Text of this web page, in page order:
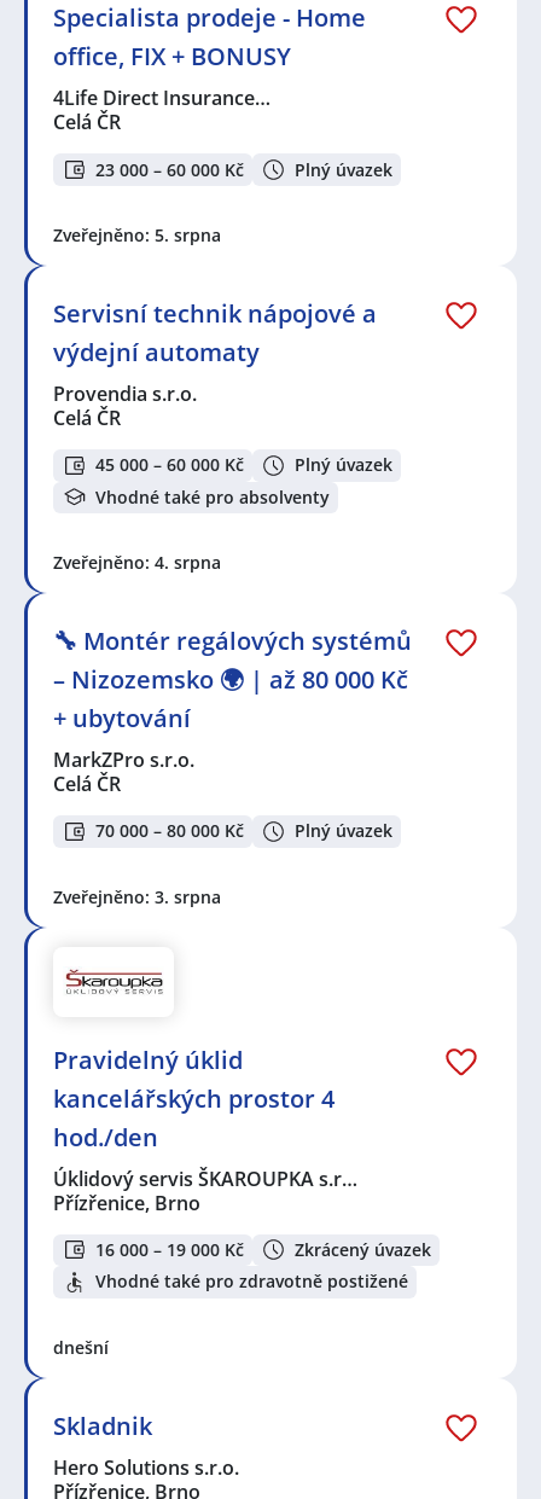
Specialista prodeje - Home
office, FIX + BONUSY
4Life Direct Insurance…
Celá ČR
23 000 – 60 000 Kč Plný úvazek
Zveřejněno: 5. srpna
Servisní technik nápojové a
výdejní automaty
Provendia s.r.o.
Celá ČR
45 000 – 60 000 Kč
Plný úvazek
Vhodné také pro absolventy
Zveřejněno: 4. srpna
🔧 Montér regálových systémů
– Nizozemsko 🌍 | až 80 000 Kč
+ ubytování
MarkZPro s.r.o.
Celá ČR
70 000 – 80 000 Kč Plný úvazek
Zveřejněno: 3. srpna
Pravidelný úklid
kancelářských prostor 4
hod./den
Úklidový servis ŠKAROUPKA s.r…
Přízřenice, Brno
16 000 – 19 000 Kč
Zkrácený úvazek
Vhodné také pro zdravotně postižené
dnešní
Skladnik
Hero Solutions s.r.o.
Přízřenice, Brno